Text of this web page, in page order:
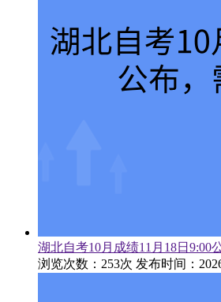
湖北自考10月成绩11月18日9:00
浏览次数：253次 发布时间：